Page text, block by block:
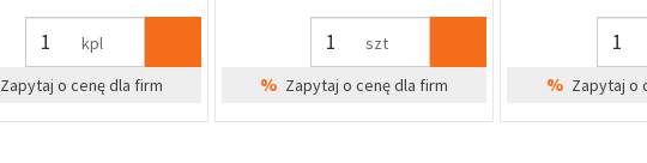
szt
Zapytaj o cenę dla firm
szt
% Zapytaj o cenę dla firm % Zapytaj o